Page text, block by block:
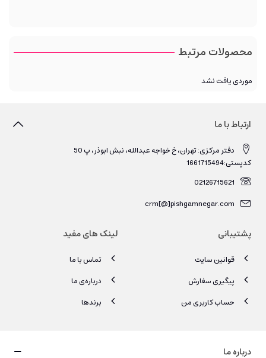
محصولات مرتبط
موردی یافت نشد
ارتباط با ما
دفتر مرکزی: تهران، خ خواجه عبدالله، نبش ابوذر، پ 50
کدپستی:1661715494
02126715621
crm[@]pishgamnegar.com
پشتیبانی
قوانین سایت
پیگیری سفارش
حساب کاربری من
لینک های مفید
تماس با ما
درباره‌ی ما
برندها
درباره ما